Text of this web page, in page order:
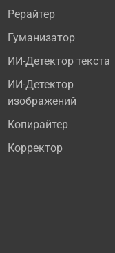
Рерайтер
Гуманизатор
ИИ-Детектор текста
ИИ-Детектор
изображений
Копирайтер
Корректор